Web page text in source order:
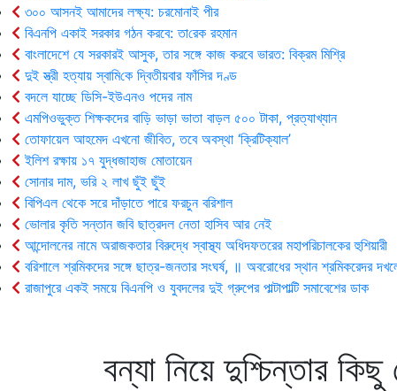
৩০০ আসনই আমাদের লক্ষ্য: চরমোনাই পীর
বিএনপি একাই সরকার গঠন করবে: তা‌রেক রহমান
বাংলাদেশে যে সরকারই আসুক, তার সঙ্গে কাজ করবে ভারত: বিক্রম মিশ্রি
দুই স্ত্রী হত্যায় স্বা‌মি‌কে দ্বিতীয়বার ফাঁসির দণ্ড
বদলে যাচ্ছে ডিসি-ইউএনও পদের নাম
এমপিওভুক্ত শিক্ষকদের বাড়ি ভাড়া ভাতা বাড়ল ৫০০ টাকা, প্রত্যাখ্যান
তোফায়েল আহমেদ এখনো জীবিত, তবে অবস্থা ‘ক্রিটিক্যাল’
ইলিশ রক্ষায় ১৭ যুদ্ধজাহাজ মোতায়েন
সোনার দাম, ভরি ২ লাখ ছুঁই ছুঁই
বিপিএল থেকে সরে দাঁড়াতে পারে ফরচুন বরিশাল
ভোলার কৃ‌তি সন্তান জবি ছাত্রদল নেতা হাসিব আর নেই
আন্দোলনের নামে অরাজকতার বিরুদ্ধে স্বাস্থ্য অধিদফতরের মহাপরিচালকের হুশিয়ারী
বরিশালে শ্রমিকদের সঙ্গে ছাত্র-জনতার সংঘর্ষ, ॥ অবরোধের স্থান শ্রমিকরেদর
রাজাপুরে একই সময়ে বিএনপি ও যুবদলের দুই গ্রুপের পাল্টাপাল্টি সমাবেশের ডাক
বন্যা নিয়ে দুশ্চিন্তার কিছু